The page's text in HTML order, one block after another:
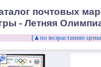
почтовых
- Летняя
[▲по возрастанию